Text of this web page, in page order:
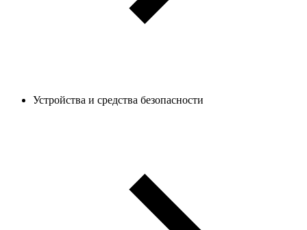
Устройства и средства безопасности